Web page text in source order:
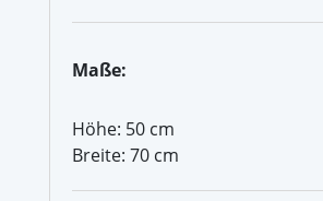
Maße:
Höhe: 50 cm
Breite: 70 cm